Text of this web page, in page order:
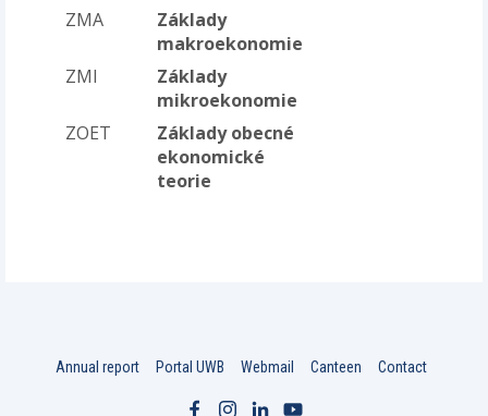
ZMA
Základy
makroekonomie
ZMI
Základy
mikroekonomie
ZOET
Základy obecné
ekonomické
teorie
Annual report Portal UWB Webmail Canteen Contact